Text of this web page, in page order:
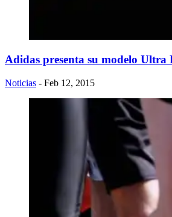
Adidas presenta su modelo Ultra
Noticias - Feb 12, 2015